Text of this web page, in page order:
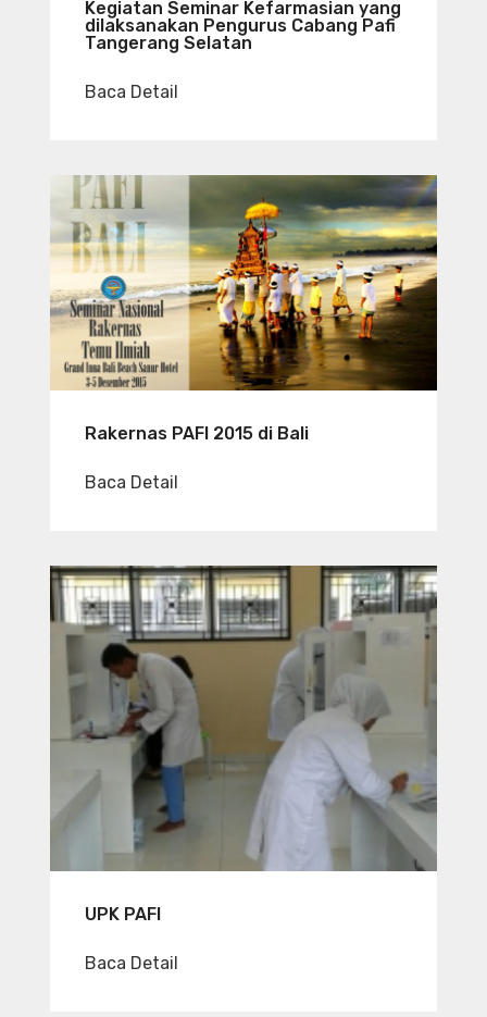
Kegiatan Seminar Kefarmasian yang
dilaksanakan Pengurus Cabang Pafi
Tangerang Selatan
Baca Detail
Rakernas PAFI 2015 di Bali
Baca Detail
UPK PAFI
Baca Detail